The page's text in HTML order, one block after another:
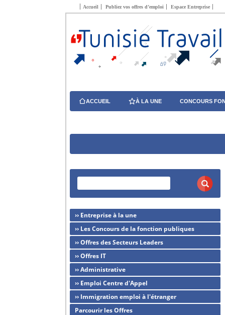
Accueil Publiez vos offres d’emploi Espace Entreprise
ACCUEIL À LA UNE CONCOURS
›› Entreprise à la une
›› Les Concours de la fonction publiques
›› Offres des Secteurs Leaders
›› Offres IT
›› Administrative
›› Emploi Centre d'Appel
›› Immigration emploi à l'étranger
Parcourir les Offres